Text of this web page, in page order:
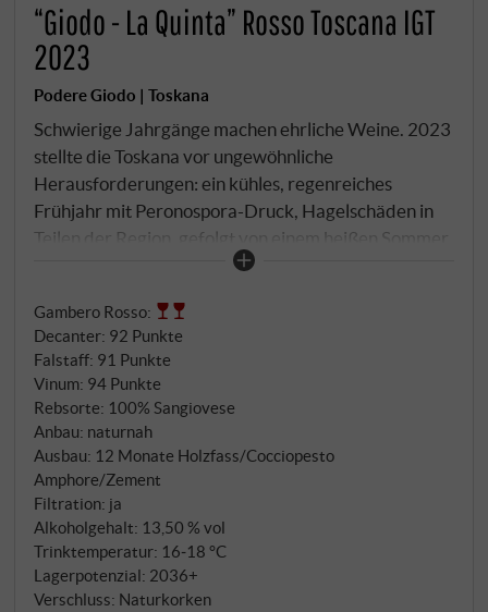
“Giodo - La Quinta” Rosso Toscana IGT
2023
Podere Giodo | Toskana
Schwierige Jahrgänge machen ehrliche Weine. 2023
stellte die Toskana vor ungewöhnliche
Herausforderungen: ein kühles, regenreiches
Frühjahr mit Peronospora-Druck, Hagelschäden in
Teilen der Region, gefolgt von einem heißen Sommer.
In Montalcino trafen die günstige Schutzwirkung des
Wo die Bedingungen stimmten, entstanden Weine
von überraschender Leichtigkeit und floraler Frische
– weniger massiv als der Vorjahrgang, dafür mit
einer Grazie, die in guten Händen zur Stärke
wird. Carla Ferrinis fünfter Weinberg auf 400
Metern lieferte auch 2023 reinsortigen Sangiovese,
der nach bewährtem Schema vinifiziert wurde: 7
Tage Gärung, 13 Tage Mazeration, 12 Monate
Ausbau in Tonneaux, Eichenfässern und
Cocciopesto-Amphoren, Abrundung im Zement, 6
Monate Flasche. Ein Rhythmus, der dem Wein
Gambero Rosso:
Decanter: 92 Punkte
Falstaff: 91 Punkte
Vinum: 94 Punkte
Rebsorte: 100% Sangiovese
Anbau: naturnah
Ausbau: 12 Monate Holzfass/Cocciopesto
Amphore/Zement
Filtration: ja
Alkoholgehalt: 13,50 % vol
Trinktemperatur: 16‑18 °C
Lagerpotenzial: 2036+
Verschluss: Naturkorken